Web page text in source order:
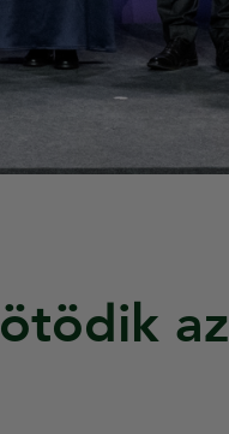
az